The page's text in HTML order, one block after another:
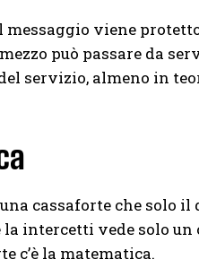
messaggio viene
può passare da
servizio, almeno in
cassaforte che solo
intercetti vede solo
c’è la matematica.